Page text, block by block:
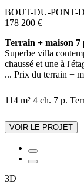
BOUT-DU-PONT-
178 200 €
Terrain + maison 7
Superbe villa
chaussé et une à
... Prix du terrain +
114 m² 4 ch. 7 p.
VOIR LE PROJET
3D